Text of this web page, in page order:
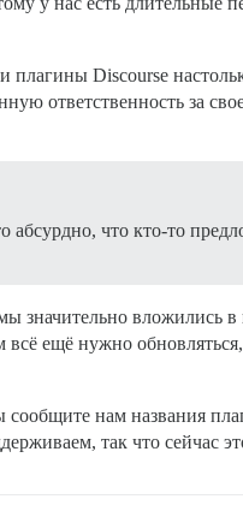
плагины Discourse
ответственность за
что кто-то
значительно вложились
всё ещё нужно
нам названия
так что сейчас